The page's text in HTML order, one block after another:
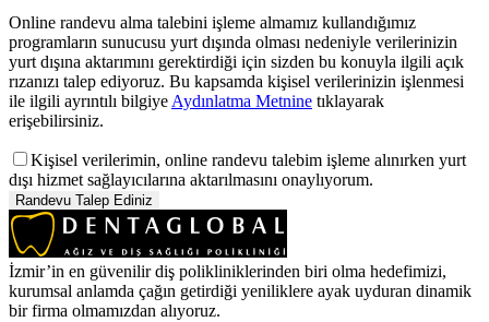
Online randevu alma talebini işleme almamız kullandığımız
programların sunucusu yurt dışında olması nedeniyle verilerinizin
yurt dışına aktarımını gerektirdiği için sizden bu konuyla ilgili açık
rızanızı talep ediyoruz. Bu kapsamda kişisel verilerinizin işlenmesi
ile ilgili ayrıntılı bilgiye Aydınlatma Metnine tıklayarak
erişebilirsiniz.
Kişisel verilerimin, online randevu talebim işleme alınırken yurt
dışı hizmet sağlayıcılarına aktarılmasını onaylıyorum.
İzmir’in en güvenilir diş polikliniklerinden biri olma hedefimizi,
kurumsal anlamda çağın getirdiği yeniliklere ayak uyduran dinamik
bir firma olmamızdan alıyoruz.